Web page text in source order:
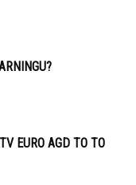
EURO AGD TO TO